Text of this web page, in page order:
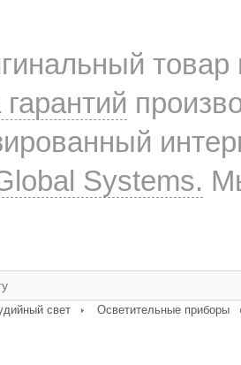
Systems.
свет Осветительные приборы